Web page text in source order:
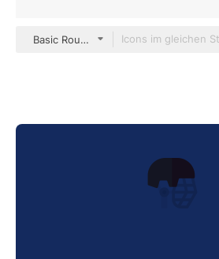
Basic Rounded Flat